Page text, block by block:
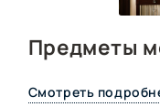
Предметы
Смотреть